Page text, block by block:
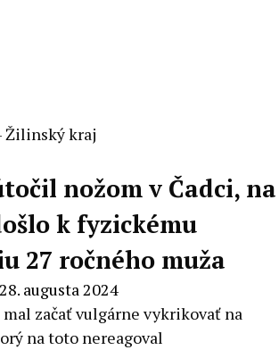
Žilinský kraj
nožom v Čadci, na
k fyzickému
27 ročného muža
28. augusta 2024
začať vulgárne vykrikovať na
na toto nereagoval